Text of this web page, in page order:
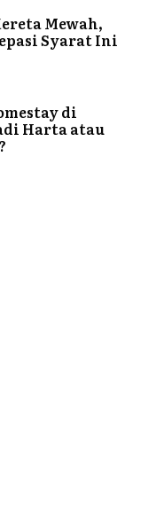
Mewah,
Syarat Ini
di
Harta atau